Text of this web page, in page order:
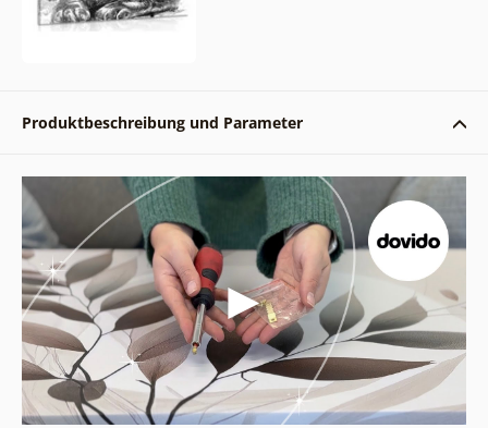
Produktbeschreibung und Parameter